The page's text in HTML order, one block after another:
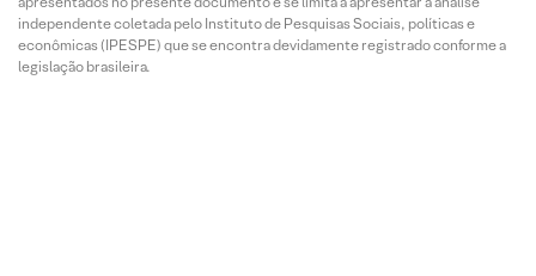
independente coletada pelo Instituto de Pesquisas Sociais, políticas e
econômicas (IPESPE) que se encontra devidamente registrado conforme a
legislação brasileira.